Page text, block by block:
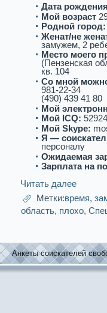
Дата
Мой возpaст
Роднoй город:
Женат/не
замужем, 2
Место моего
(Пензенскaя
кв. 104
Со мнoй
981-22-34
(490) 439 41 80
Мой
Мой ICQ:
Мой Skype:
Я —
персоналу
Ожидаемая
Зарплата на
Читать далее
Метки:время,
область, плохо,
Анкеты соискaтелей